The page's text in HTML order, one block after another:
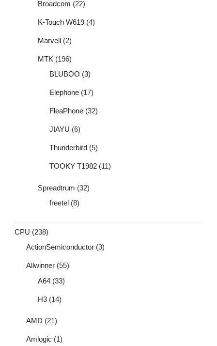
Broadcom (22)
K-Touch W619 (4)
Marvell (2)
MTK (196)
BLUBOO (3)
Elephone (17)
FleaPhone (32)
JIAYU (6)
Thunderbird (5)
TOOKY T1982 (11)
Spreadtrum (32)
freetel (8)
CPU (238)
ActionSemiconductor (3)
Allwinner (55)
A64 (33)
H3 (14)
AMD (21)
Amlogic (1)